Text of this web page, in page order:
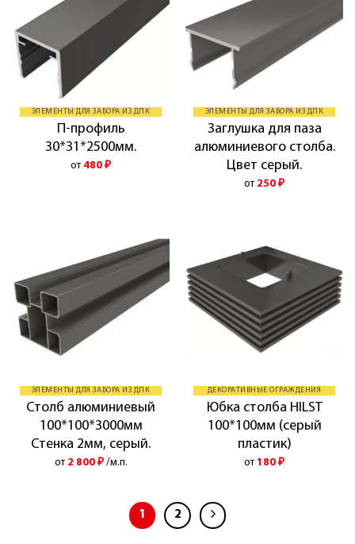
ЭЛЕМЕНТЫ ДЛЯ ЗАБОРА ИЗ ДПК
П-профиль
30*31*2500мм.
от 480 ₽
ЭЛЕМЕНТЫ ДЛЯ ЗАБОРА ИЗ ДПК
Заглушка для паза
алюминиевого столба.
Цвет серый.
от 250 ₽
ЭЛЕМЕНТЫ ДЛЯ ЗАБОРА ИЗ ДПК
Столб алюминиевый
100*100*3000мм
Стенка 2мм, серый.
от 2 800 ₽ /м.п.
ДЕКОРАТИВНЫЕ ОГРАЖДЕНИЯ
Юбка столба HILST
100*100мм (серый
пластик)
от 180 ₽
1 2